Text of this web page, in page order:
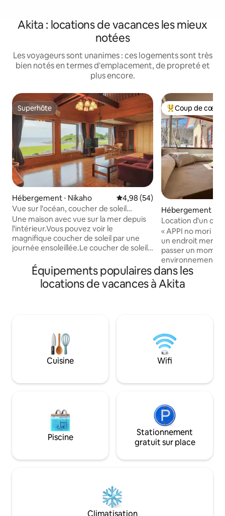
Akita : locations de vacances les mieux
notées
Les voyageurs sont unanimes : ces logements sont très
bien notés en termes d'emplacement, de propreté et
plus encore.
Superhôte
Superhôte
Hébergement ⋅ Nikaho Évaluation moyenne sur la
4,98 (54)
Vue sur l'océan, coucher de soleil
d'Akita, villa avec vue sur la mer, St Kilda,
location de la villa entière, hébergement,
ville de Nikaho, Zougata
Une maison avec vue sur la mer depuis
l'intérieur.Vous pouvez voir le
magnifique coucher de soleil par une
journée ensoleillée.Le coucher de soleil,
100 plus beaux couchers de soleil du
Japon, est magnifique, et si les
conditions météorologiques sont
de Kikagata, où vous pourrez déguster
des légumes et des fruits de mer de
saison.Il y a aussi une plage à proximité
pour les familles.Vous pouvez
et de randonnée.Vous pouvez profiter
barbecue couvert, il n'y avait pas de
vent, et s'il pleut légèrement, il était
possible de faire un barbecue.Veuillez
vous abstenir si vous n'aimez pas les
endroit sujet aux insectes.Il peut
alors veuillez vous préparer pour 2
personnes. * La pelouse n'est pas une
propriété privée, mais un lieu public.Le
Coups de cœur
Coup de cœur
Hébergement ⋅
Location d'un
station de ski
voiture des
« APPI no mori no
un endroit
passer un
environnement
beauté de la
Sora est situé
Mountain Resort,
voiture, ce qui en
idéal pour visiter
nord-est du
Akita. Pour
une voiture privée. La station de ski
boutiques, de
supérettes, etc.
également un
minutes en voiture. Il y a
merveilleuses
environs, ainsi
Équipements populaires dans les
locations de vacances à Akita
Cuisine Wifi
Piscine
Stationnement
gratuit sur place
Climatisation